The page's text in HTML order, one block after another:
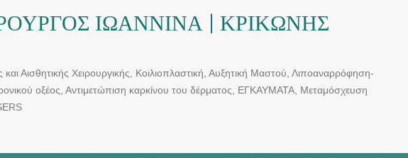
ΙΩΑΝΝΙΝΑ | ΚΡΙΚΩΝΗΣ
Αισθητικής Χειρουργικής, Κοιλιοπλαστική, Αυξητική Μαστού, Λιποαναρρόφηση-
οξέος, Αντιμετώπιση καρκίνου του δέρματος, ΕΓΚΑΥΜΑΤΑ, Μεταμόσχευση